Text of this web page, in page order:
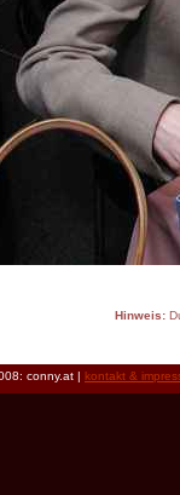
Hinweis:
conny.at | kontakt &